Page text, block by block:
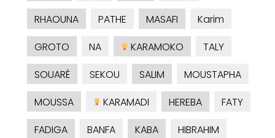
RHAOUNA
PATHE MASAFI
Karim
GROTO
NA KARAMOKO
TALY
SOUARÉ
SEKOU SALIM
MOUSTAPHA
MOUSSA
KARAMADI HEREBA
FATY
FADIGA
BANFA KABA
HIBRAHIM